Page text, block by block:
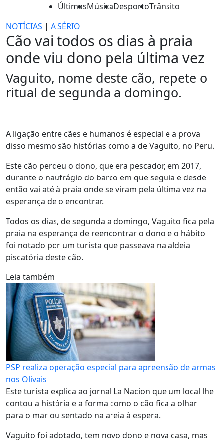
ÚltimasMúsicaDesportoTrânsito
NOTÍCIAS | A SÉRIO
Cão vai todos os dias à praia
onde viu dono pela última vez
Vaguito, nome deste cão, repete o
ritual de segunda a domingo.
A ligação entre cães e humanos é especial e a prova
disso mesmo são histórias como a de Vaguito, no Peru.
Este cão perdeu o dono, que era pescador, em 2017,
durante o naufrágio do barco em que seguia e desde
então vai até à praia onde se viram pela última vez na
esperança de o encontrar.
Todos os dias, de segunda a domingo, Vaguito fica pela
praia na esperança de reencontrar o dono e o hábito
foi notado por um turista que passeava na aldeia
piscatória deste cão.
Leia também
PSP realiza operação especial para apreensão de armas
nos Olivais
Este turista explica ao jornal La Nacion que um local lhe
contou a história e a forma como o cão fica a olhar
para o mar ou sentado na areia à espera.
Vaguito foi adotado, tem novo dono e nova casa, mas